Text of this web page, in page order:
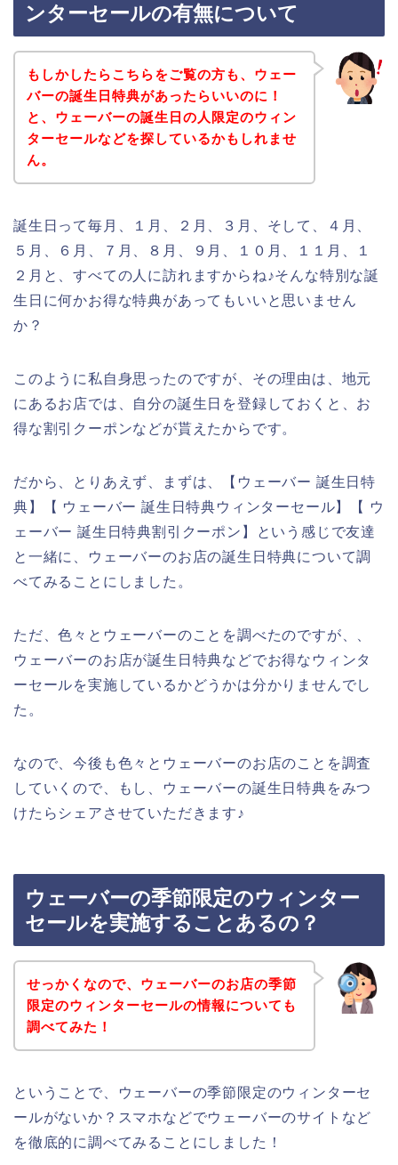
ンターセールの有無について
もしかしたらこちらをご覧の方も、ウェー
バーの誕生日特典があったらいいのに！
と、ウェーバーの誕生日の人限定のウィン
ターセールなどを探しているかもしれませ
ん。
誕生日って毎月、１月、２月、３月、そして、４月、
５月、６月、７月、８月、９月、１０月、１１月、１
２月と、すべての人に訪れますからね♪そんな特別な誕
生日に何かお得な特典があってもいいと思いません
か？
このように私自身思ったのですが、その理由は、地元
にあるお店では、自分の誕生日を登録しておくと、お
得な割引クーポンなどが貰えたからです。
だから、とりあえず、まずは、【ウェーバー 誕生日特
典】【 ウェーバー 誕生日特典ウィンターセール】【 ウ
ェーバー 誕生日特典割引クーポン】という感じで友達
と一緒に、ウェーバーのお店の誕生日特典について調
べてみることにしました。
ただ、色々とウェーバーのことを調べたのですが、、
ウェーバーのお店が誕生日特典などでお得なウィンタ
ーセールを実施しているかどうかは分かりませんでし
た。
なので、今後も色々とウェーバーのお店のことを調査
していくので、もし、ウェーバーの誕生日特典をみつ
けたらシェアさせていただきます♪
ウェーバーの季節限定のウィンター
セールを実施することあるの？
せっかくなので、ウェーバーのお店の季節
限定のウィンターセールの情報についても
調べてみた！
ということで、ウェーバーの季節限定のウィンターセ
ールがないか？スマホなどでウェーバーのサイトなど
を徹底的に調べてみることにしました！